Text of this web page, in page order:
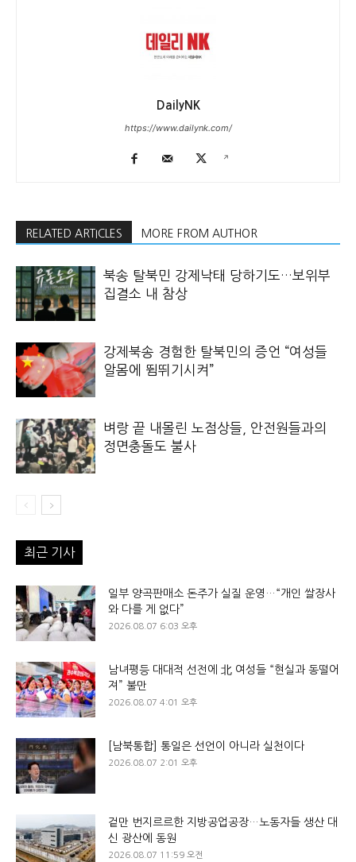
DailyNK
https://www.dailynk.com/
RELATED ARTICLES MORE FROM AUTHOR
북송 탈북민 강제낙태 당하기도…보위부
집결소 내 참상
강제북송 경험한 탈북민의 증언 “여성들
알몸에 뜀뛰기시켜”
벼랑 끝 내몰린 노점상들, 안전원들과의
정면충돌도 불사
최근 기사
일부 양곡판매소 돈주가 실질 운영…“개인 쌀장사
와 다를 게 없다”
2026.08.07 6:03 오후
남녀평등 대대적 선전에 北 여성들 “현실과 동떨어
져” 불만
2026.08.07 4:01 오후
[남북통합] 통일은 선언이 아니라 실천이다
2026.08.07 2:01 오후
겉만 번지르르한 지방공업공장…노동자들 생산 대
신 광산에 동원
2026.08.07 11:59 오전